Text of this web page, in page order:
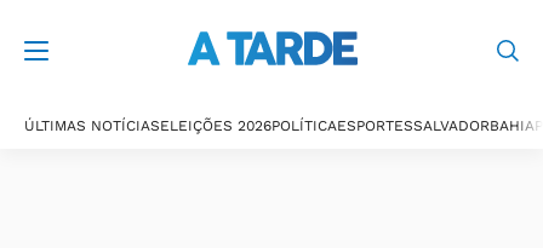
ÚLTIMAS NOTÍCIASELEIÇÕES 2026POLÍTICAESPORTESSALVADORBAHIA